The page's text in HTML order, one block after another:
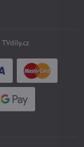
TVdíly.cz